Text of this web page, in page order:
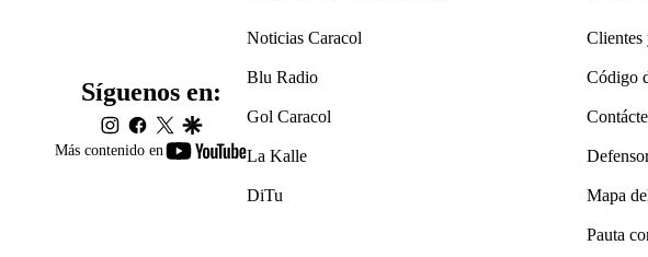
Más contenido en
youtube-
Síguenos en:
instagram
facebook
twittergoogle
Noticias Caracol
Blu Radio
Gol Caracol
La Kalle
DiTu
Clientes
Código
Mapa
Pauta